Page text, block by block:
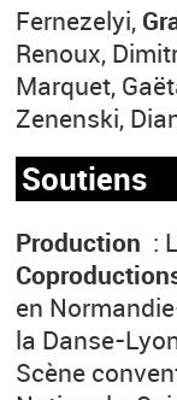
Fernezelyi,
Renoux,
Marquet,
Zenenski,
Soutiens
Production :
en
la Danse-
Scène